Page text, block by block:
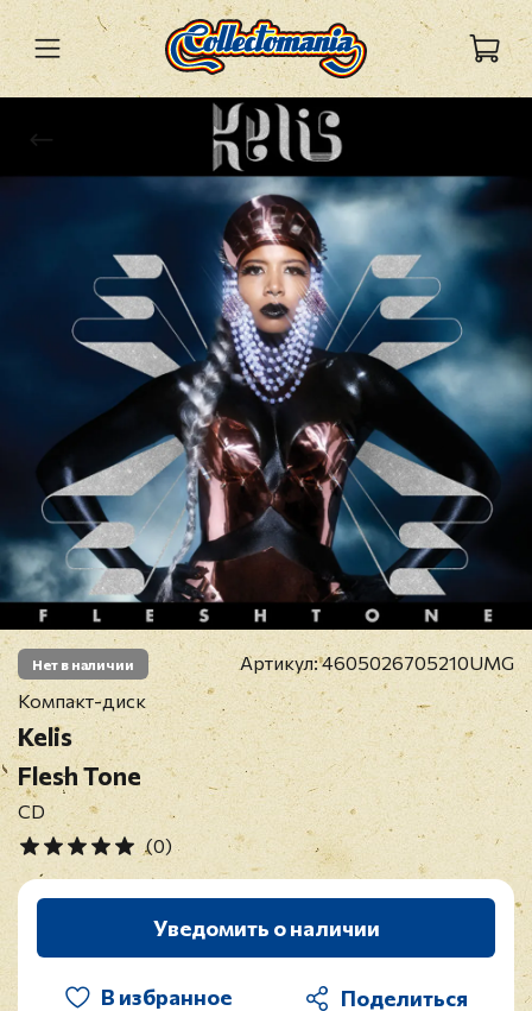
Нет в наличии Артикул:4605026705210UMG
Компакт-диск
Kelis
Flesh Tone
CD
(0)
Уведомить о наличии
В избранное